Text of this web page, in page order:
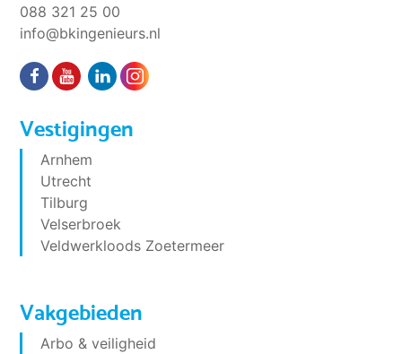
088 321 25 00
info@bkingenieurs.nl
Vestigingen
Arnhem
Utrecht
Tilburg
Velserbroek
Veldwerkloods Zoetermeer
Vakgebieden
Arbo & veiligheid